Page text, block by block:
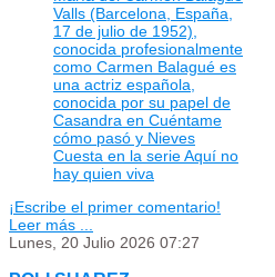
Valls (Barcelona, ​​España,
17 de julio de 1952),
conocida profesionalmente
como Carmen Balagué es
una actriz española,
conocida por su papel de
Casandra en Cuéntame
cómo pasó y Nieves
Cuesta en la serie Aquí no
hay quien viva
¡Escribe el primer comentario!
Leer más ...
Lunes, 20 Julio 2026 07:27